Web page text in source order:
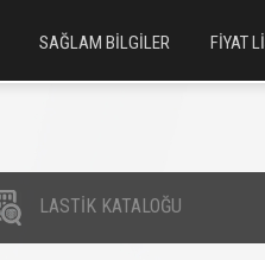
SAĞLAM BİLGİLER FİYAT
LASTİK KATALOĞU